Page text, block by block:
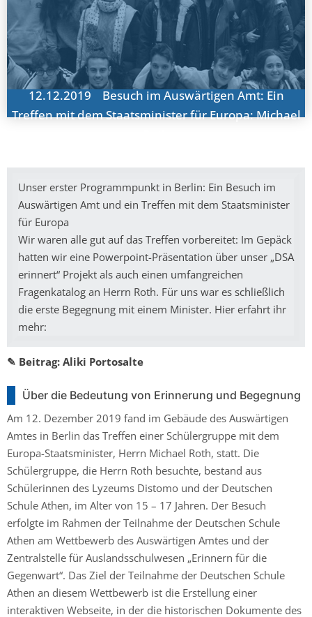
12.12.2019 Besuch im Auswärtigen Amt: Ein
Treffen mit dem Staatsminister für Europa: Michael
Unser erster Programmpunkt in Berlin: Ein Besuch im
Auswärtigen Amt und ein Treffen mit dem Staatsminister
für Europa
Wir waren alle gut auf das Treffen vorbereitet: Im Gepäck
hatten wir eine Powerpoint-Präsentation über unser „DSA
erinnert“ Projekt als auch einen umfangreichen
Fragenkatalog an Herrn Roth. Für uns war es schließlich
die erste Begegnung mit einem Minister. Hier erfahrt ihr
mehr:
✎ Beitrag: Aliki Portosalte
Über die Bedeutung von Erinnerung und Begegnung
Am 12. Dezember 2019 fand im Gebäude des Auswärtigen
Amtes in Berlin das Treffen einer Schülergruppe mit dem
Europa-Staatsminister, Herrn Michael Roth, statt. Die
Schülergruppe, die Herrn Roth besuchte, bestand aus
Schülerinnen des Lyzeums Distomo und der Deutschen
Schule Athen, im Alter von 15 – 17 Jahren. Der Besuch
erfolgte im Rahmen der Teilnahme der Deutschen Schule
Athen am Wettbewerb des Auswärtigen Amtes und der
Zentralstelle für Auslandsschulwesen „Erinnern für die
Gegenwart“. Das Ziel der Teilnahme der Deutschen Schule
Athen an diesem Wettbewerb ist die Erstellung einer
interaktiven Webseite, in der die historischen Dokumente des